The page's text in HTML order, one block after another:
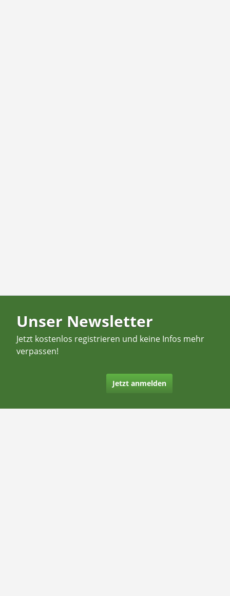
Unser Newsletter
Jetzt kostenlos registrieren und keine Infos mehr
verpassen!
Jetzt anmelden